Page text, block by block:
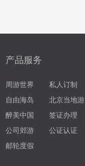
产品服务
周游世界
私人订制
自由海岛
北京当地
醉美中国
签证办理
公司郊游
公证认证
邮轮度假